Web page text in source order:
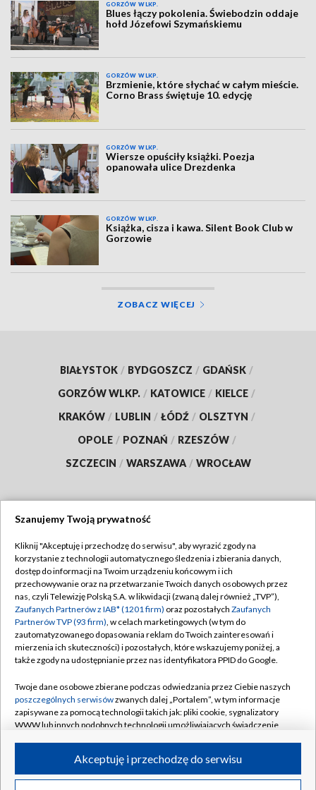
GORZÓW WLKP.
Blues łączy pokolenia. Świebodzin oddaje
hołd Józefowi Szymańskiemu
GORZÓW WLKP.
Brzmienie, które słychać w całym mieście.
Corno Brass świętuje 10. edycję
GORZÓW WLKP.
Wiersze opuściły książki. Poezja
opanowała ulice Drezdenka
GORZÓW WLKP.
Książka, cisza i kawa. Silent Book Club w
Gorzowie
ZOBACZ WIĘCEJ
BIAŁYSTOK / BYDGOSZCZ / GDAŃSK /
GORZÓW WLKP. / KATOWICE / KIELCE /
KRAKÓW / LUBLIN / ŁÓDŹ / OLSZTYN /
OPOLE / POZNAŃ / RZESZÓW /
SZCZECIN / WARSZAWA / WROCŁAW
TVP
Abonament TVP
Emisja w TVP
Centrum informacji TVP
Naziemna Telewizja Cyfrowa
Rada Programowa
System NOS
Informacje o nadawcy
Program dla prasy
Regulamin TVP
Polityka prywatności
Moje zgody
Pomoc
Kontakt
Kanały
©2026 Telewizja Polska S.A. w likwidacji
Szanujemy Twoją prywatność
Kliknij "Akceptuję i przechodzę do serwisu", aby wyrazić zgody na
korzystanie z technologii automatycznego śledzenia i zbierania danych,
dostęp do informacji na Twoim urządzeniu końcowym i ich
przechowywanie oraz na przetwarzanie Twoich danych osobowych przez
nas, czyli Telewizję Polską S.A. w likwidacji (zwaną dalej również „TVP”),
Zaufanych Partnerów z IAB* (1201 firm) oraz pozostałych Zaufanych
Partnerów TVP (93 firm), w celach marketingowych (w tym do
zautomatyzowanego dopasowania reklam do Twoich zainteresowań i
mierzenia ich skuteczności) i pozostałych, które wskazujemy poniżej, a
także zgody na udostępnianie przez nas identyfikatora PPID do Google.
Twoje dane osobowe zbierane podczas odwiedzania przez Ciebie naszych
poszczególnych serwisówzwanych dalej „Portalem”, w tym informacje
zapisywane za pomocą technologii takich jak: pliki cookie, sygnalizatory
WWW lub innych podobnych technologii umożliwiających świadczenie
ruchu w Internecie.Akceptuję i przechodzę do serwisu